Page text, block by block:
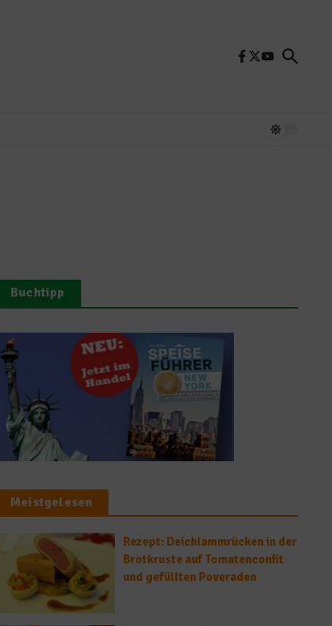
Buchtipp
Meistgelesen
Rezept: Deichlammrücken in der
Brotkruste auf Tomatenconfit
und gefüllten Poveraden